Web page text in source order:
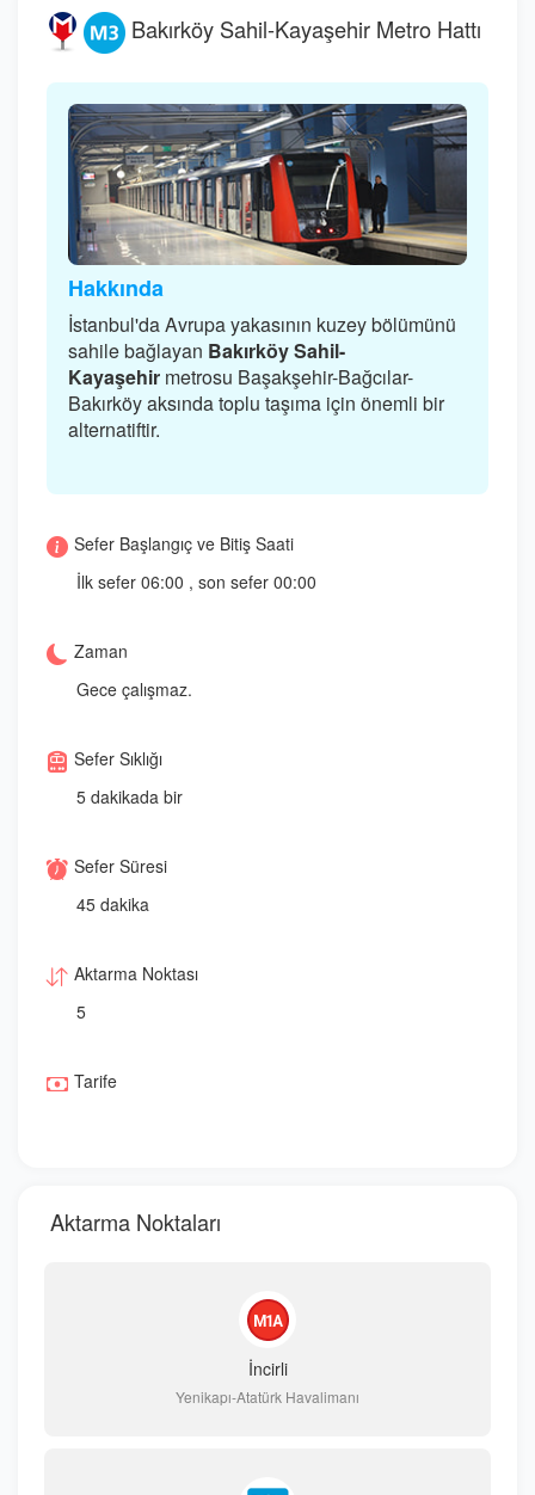
Bakırköy Sahil-Kayaşehir Metro Hattı
Hakkında
İstanbul'da Avrupa yakasının kuzey bölümünü
sahile bağlayan Bakırköy Sahil-
Kayaşehir metrosu Başakşehir-Bağcılar-
Bakırköy aksında toplu taşıma için önemli bir
alternatiftir.
Sefer Başlangıç ve Bitiş Saati
İlk sefer 06:00 , son sefer 00:00
Zaman
Gece çalışmaz.
Sefer Sıklığı
5 dakikada bir
Sefer Süresi
45 dakika
Aktarma Noktası
5
Tarife
Aktarma Noktaları
İncirli
Yenikapı-Atatürk Havalimanı